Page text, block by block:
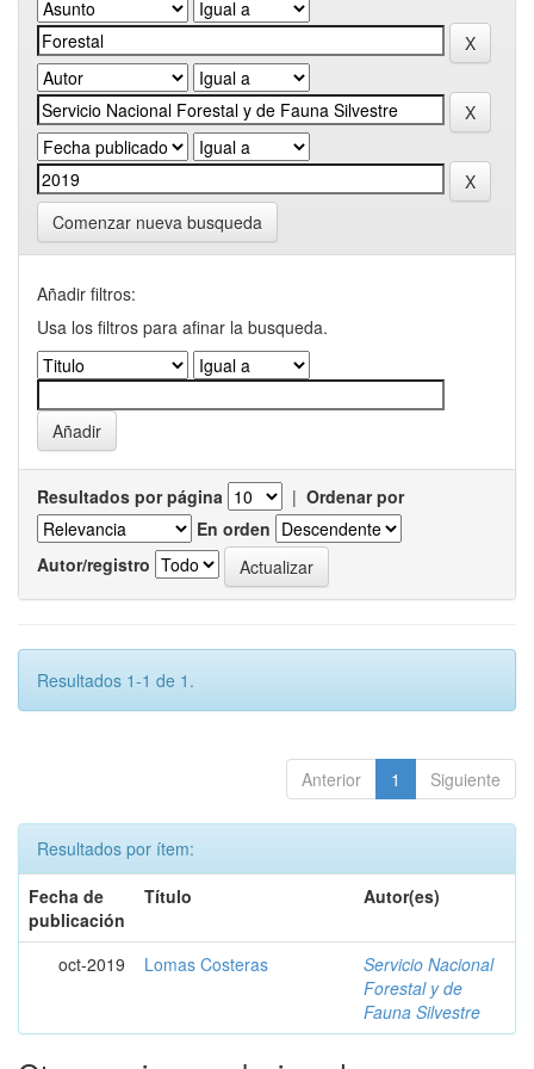
Comenzar nueva busqueda
Añadir filtros:
Usa los filtros para afinar la busqueda.
Resultados por página | Ordenar por
En orden
Autor/registro
Resultados 1-1 de 1.
Anterior 1 Siguiente
Resultados por ítem:
Fecha de
publicación
Título Autor(es)
oct-2019 Lomas Costeras
Servicio Nacional
Forestal y de
Fauna Silvestre